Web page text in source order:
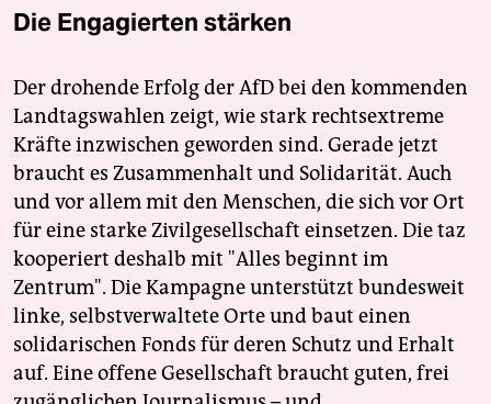
Die Engagierten stärken
Der drohende Erfolg der AfD bei den kommenden
Landtagswahlen zeigt, wie stark rechtsextreme
Kräfte inzwischen geworden sind. Gerade jetzt
braucht es Zusammenhalt und Solidarität. Auch
und vor allem mit den Menschen, die sich vor Ort
für eine starke Zivilgesellschaft einsetzen. Die taz
kooperiert deshalb mit "Alles beginnt im
Zentrum". Die Kampagne unterstützt bundesweit
linke, selbstverwaltete Orte und baut einen
solidarischen Fonds für deren Schutz und Erhalt
auf. Eine offene Gesellschaft braucht guten, frei